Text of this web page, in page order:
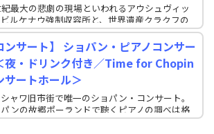
最大の悲劇の現場といわれるアウシュヴィッ
ルケナウ強制収容所と、世界遺産クラクフの
を日本語ガイドがご案内します。ワルシャワ
にご滞在予定の方も無理なく参加できる日帰り
ーです！
ンサート】 ショパン・ピアノコンサー
夜・ドリンク付き／Time for Chopin
サートホール＞
ャワ旧市街で唯一のショパン・コンサート。
ンの故郷ポーランドで聴くピアノの調べは格
。ワルシャワ観光の後は『ノクターン』や『マ